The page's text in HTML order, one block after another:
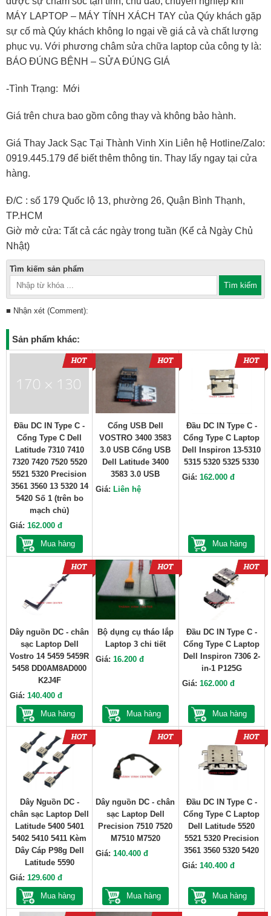
MÁY LAPTOP – MÁY TÍNH XÁCH TAY của Qúy khách gặp
sự cố mà Qúy khách không lo ngại về giá cả và chất lượng
phục vụ. Với phương châm sửa chữa laptop của công ty là:
BÁO ĐÚNG BỆNH – SỬA ĐÚNG GIÁ
-Tình Trạng: Mới
Giá trên chưa bao gồm công thay và không bảo hành.
Giá Thay Jack Sạc Tại Thành Vinh Xin Liên hệ Hotline/Zalo:
0919.445.179 để biết thêm thông tin. Thay lấy ngay tại cửa
hàng.
Đ/C : số 179 Quốc lộ 13, phường 26, Quận Bình Thạnh,
TP.HCM
Giờ mở cửa: Tất cả các ngày trong tuần (Kể cả Ngày Chủ
Nhật)
Tìm kiếm sản phẩm
■ Nhận xét (Comment):
Sản phẩm khác:
Đầu DC IN Type C -
Cổng Type C Dell
Latitude 7310 7410
7320 7420 7520 5520
5521 5320 Precision
3561 3560 13 5320 14
5420 Số 1 (trên bo
mạch chủ)
Giá: 162.000 đ
Mua hàng
Cổng USB Dell
VOSTRO 3400 3583
3.0 USB Cổng USB
Dell Latitude 3400
3583 3.0 USB
Giá: Liên hệ
Đầu DC IN Type C -
Cổng Type C Laptop
Dell Inspiron 13-5310
5315 5320 5325 5330
Giá: 162.000 đ
Mua hàng
Dây nguồn DC - chân
sạc Laptop Dell
Vostro 14 5459 5459R
5458 DD0AM8AD000
K2J4F
Giá: 140.400 đ
Mua hàng
Bộ dụng cụ tháo lắp
Laptop 3 chi tiết
Giá:16.200 đ
Mua hàng
Đầu DC IN Type C -
Cổng Type C Laptop
Dell Inspiron 7306 2-
in-1 P125G
Giá: 162.000 đ
Mua hàng
Dây Nguồn DC -
chân sạc Laptop Dell
Latitude 5400 5401
5402 5410 5411 Kèm
Dây Cáp P98g Dell
Latitude 5590
Giá: 129.600 đ
Mua hàng
Dây nguồn DC - chân
sạc Laptop Dell
Precision 7510 7520
M7510 M7520
Giá:140.400 đ
Mua hàng
Đầu DC IN Type C -
Cổng Type C Laptop
Dell Latitude 5520
5521 5320 Precision
3561 3560 5320 5420
Giá: 140.400 đ
Mua hàng